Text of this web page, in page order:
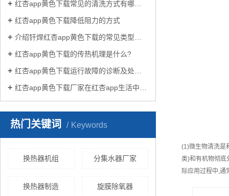
红杏app黄色下载常见的清洗方式有哪些？
红杏app黄色下载降低阻力的方式
介绍钎焊红杏app黄色下载的常见类型有哪些
红杏app黄色下载的传热机理是什么?
红杏app黄色下载运行故障的诊断及处理方法
红杏app黄色下载厂家在红杏app生活中有哪些作用？
热门关键词 Keywords
换热器机组 分集水器厂家
换热器制造 旋膜除氧器
(1)微生物清洗
类)和有机物彻
际应用过程中,通